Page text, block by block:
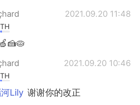
2021.09.20 11:48
TH
2021.09.20 10:46
TH
Lily 谢谢你的改正